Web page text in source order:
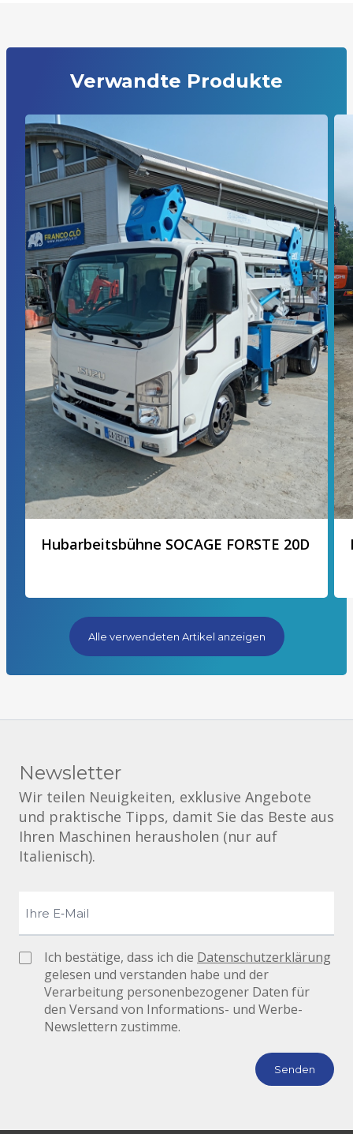
Verwandte Produkte
Hubarbeitsbühne SOCAGE FORSTE 20D
Alle verwendeten Artikel anzeigen
Newsletter
Wir teilen Neuigkeiten, exklusive Angebote
und praktische Tipps, damit Sie das Beste aus
Ihren Maschinen herausholen (nur auf
Italienisch).
Ich bestätige, dass ich die Datenschutzerklärung
gelesen und verstanden habe und der
Verarbeitung personenbezogener Daten für
den Versand von Informations- und Werbe-
Newslettern zustimme.